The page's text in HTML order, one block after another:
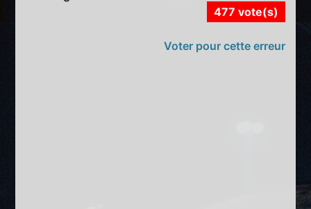
477 vote(s)
Voter pour cette erreur